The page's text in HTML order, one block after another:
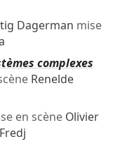
Dagerman mise
complexes
Renelde
en scène Olivier